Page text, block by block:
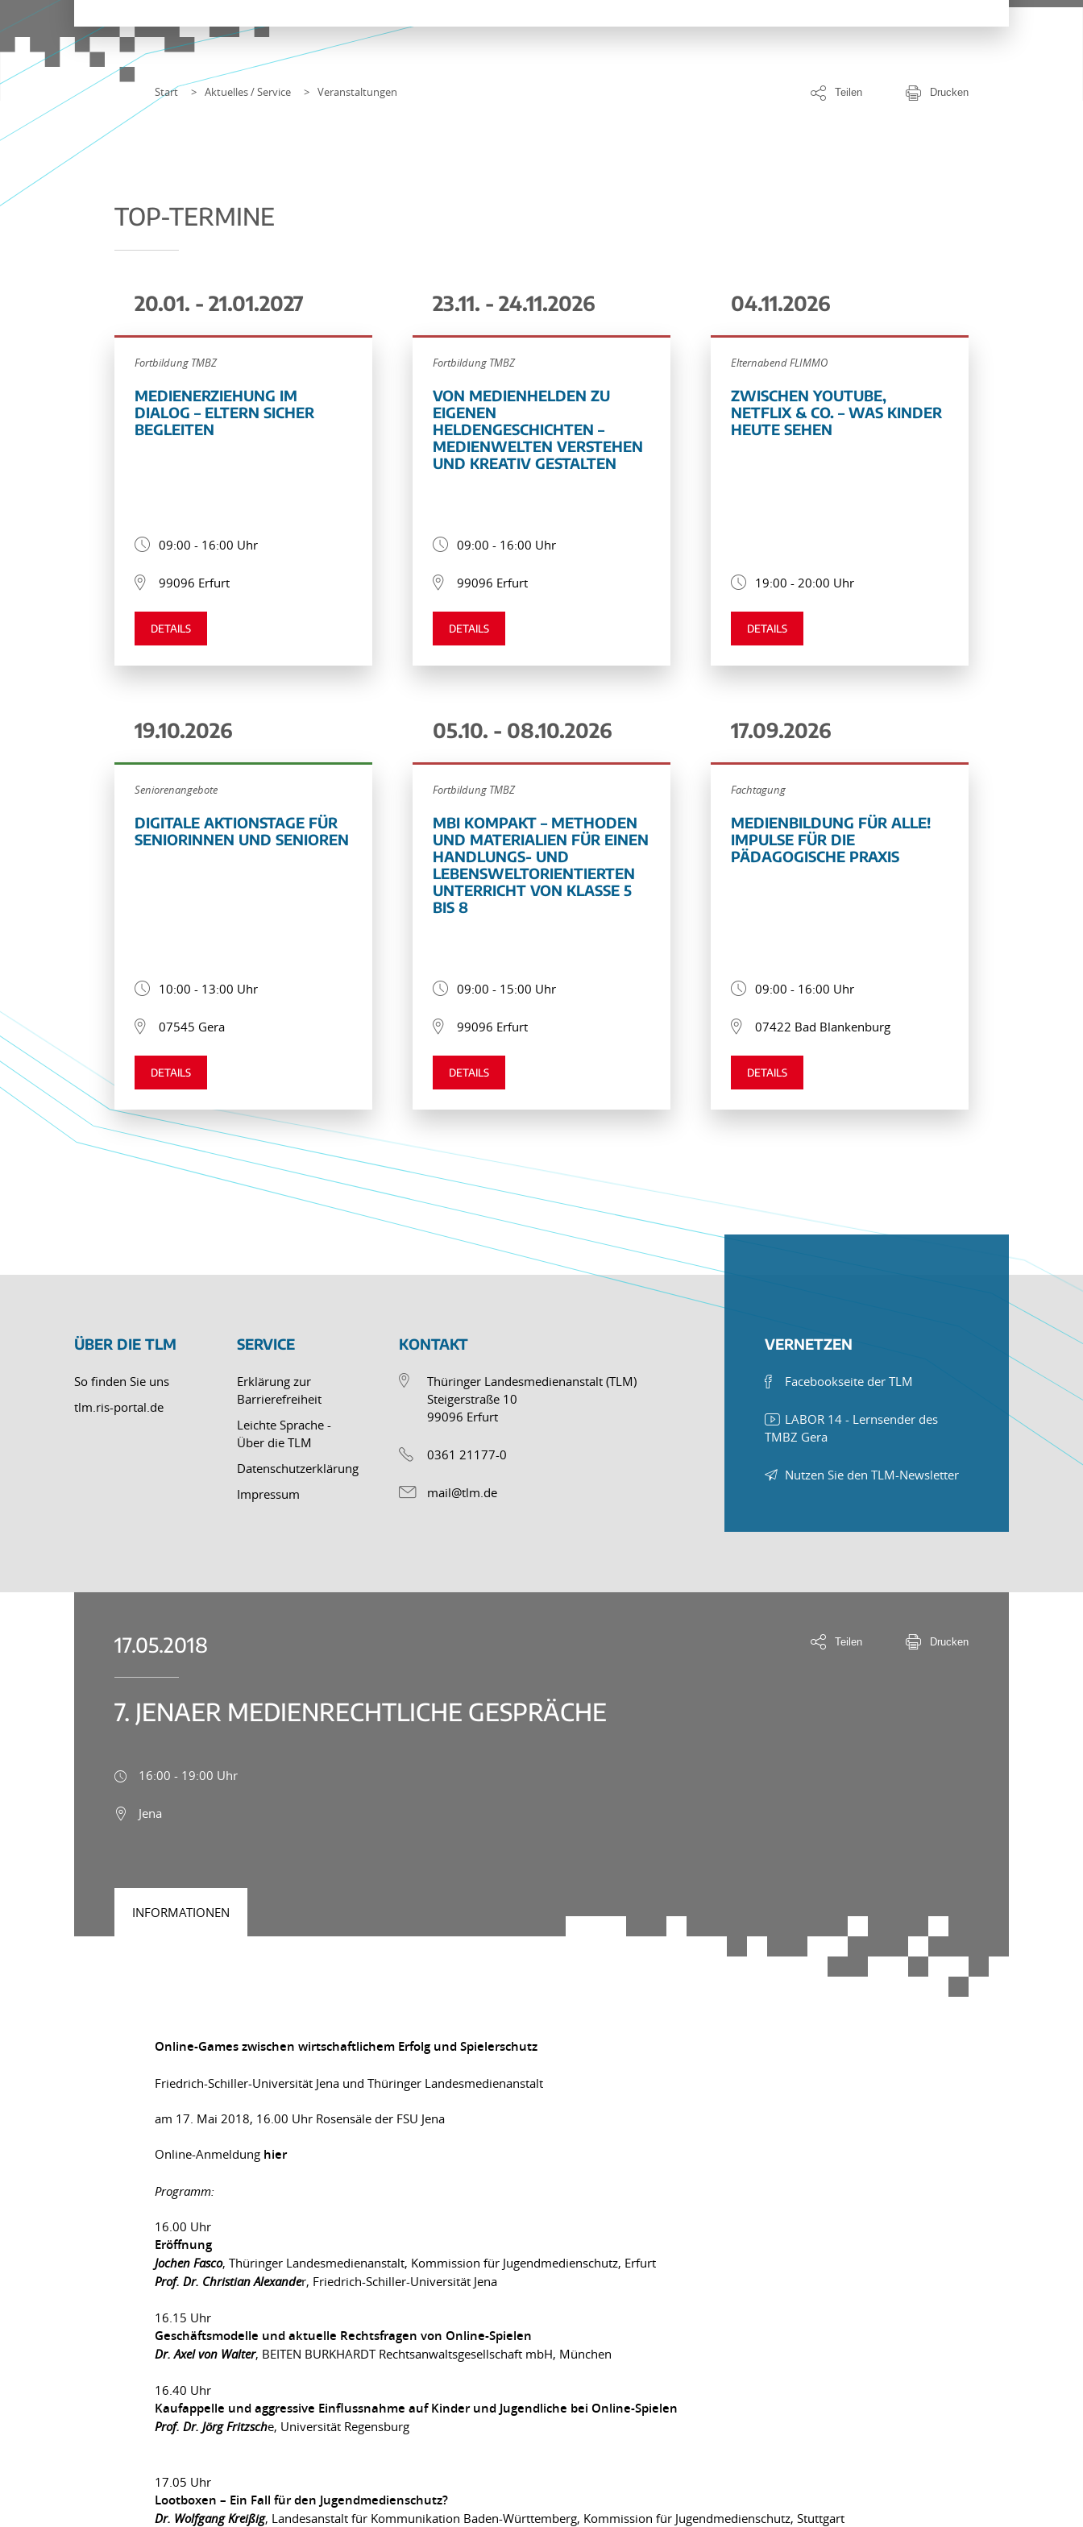
Start Aktuelles / Service Veranstaltungen Teilen Drucken
TOP-TERMINE
20.01. - 21.01.2027
Fortbildung TMBZ
MEDIENERZIEHUNG IM
DIALOG – ELTERN SICHER
BEGLEITEN
09:00 - 16:00 Uhr
99096 Erfurt
DETAILS
23.11. - 24.11.2026
Fortbildung TMBZ
VON MEDIENHELDEN ZU
EIGENEN
HELDENGESCHICHTEN –
MEDIENWELTEN VERSTEHEN
UND KREATIV GESTALTEN
09:00 - 16:00 Uhr
99096 Erfurt
DETAILS
04.11.2026
Elternabend FLIMMO
ZWISCHEN YOUTUBE,
NETFLIX & CO. – WAS KINDER
HEUTE SEHEN
19:00 - 20:00 Uhr
DETAILS
19.10.2026
Seniorenangebote
DIGITALE AKTIONSTAGE FÜR
SENIORINNEN UND SENIOREN
10:00 - 13:00 Uhr
07545 Gera
DETAILS
05.10. - 08.10.2026
Fortbildung TMBZ
MBI KOMPAKT – METHODEN
UND MATERIALIEN FÜR EINEN
HANDLUNGS- UND
LEBENSWELTORIENTIERTEN
UNTERRICHT VON KLASSE 5
BIS 8
09:00 - 15:00 Uhr
99096 Erfurt
DETAILS
17.09.2026
Fachtagung
MEDIENBILDUNG FÜR ALLE!
IMPULSE FÜR DIE
PÄDAGOGISCHE PRAXIS
09:00 - 16:00 Uhr
07422 Bad Blankenburg
DETAILS
ÜBER DIE TLM
So finden Sie uns
tlm.ris-portal.de
SERVICE
Erklärung zur
Barrierefreiheit
Leichte Sprache -
Über die TLM
Datenschutzerklärung
Impressum
KONTAKT
Thüringer Landesmedienanstalt (TLM)
Steigerstraße 10
99096 Erfurt
0361 21177-0
mail@tlm.de
VERNETZEN
Facebookseite der TLM
LABOR 14 - Lernsender des
TMBZ Gera
Nutzen Sie den TLM-Newsletter
17.05.2018 Teilen Drucken
7. JENAER MEDIENRECHTLICHE GESPRÄCHE
16:00 - 19:00 Uhr
Jena
INFORMATIONEN
Online-Games zwischen wirtschaftlichem Erfolg und Spielerschutz
Friedrich-Schiller-Universität Jena und Thüringer Landesmedienanstalt
am 17. Mai 2018, 16.00 Uhr Rosensäle der FSU Jena
Online-Anmeldung hier
Programm:
16.00 Uhr
Eröffnung
Jochen Fasco, Thüringer Landesmedienanstalt, Kommission für Jugendmedienschutz, Erfurt
Prof. Dr. Christian Alexander, Friedrich-Schiller-Universität Jena
16.15 Uhr
Geschäftsmodelle und aktuelle Rechtsfragen von Online-Spielen
Dr. Axel von Walter, BEITEN BURKHARDT Rechtsanwaltsgesellschaft mbH, München
16.40 Uhr
Kaufappelle und aggressive Einflussnahme auf Kinder und Jugendliche bei Online-Spielen
Prof. Dr. Jörg Fritzsche, Universität Regensburg
17.05 Uhr
Lootboxen – Ein Fall für den Jugendmedienschutz?
Dr. Wolfgang Kreißig, Landesanstalt für Kommunikation Baden-Württemberg, Kommission für Jugendmedienschutz, Stuttgart